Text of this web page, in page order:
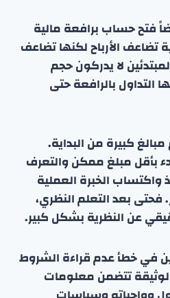
فتح حساب برافعة مالية
تضاعف الأرباح لكنها تضاعف
لا يدركون حجم
التداول بالرافعة حتى
كبيرة من البداية.
بأقل مبلغ ممكن والتعرف
واكتساب الخبرة العملية
فحتى بعد التعلم النظري،
عن النظرية بشكل كبير.
في خطأ عدم قراءة الشروط
تتضمن معلومات